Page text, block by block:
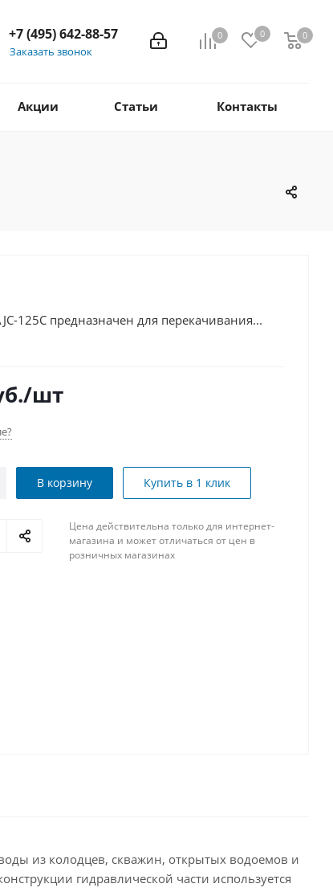
0 0 0
+7 (495) 642-88-57
Заказать звонок
Акции Статьи Контакты
125С предназначен для перекачивания...
/шт
В корзину Купить в 1 клик
Цена действительна только для интернет-
магазина и может отличаться от цен в
розничных магазинах
из колодцев, скважин, открытых водоемов и
гидравлической части используется